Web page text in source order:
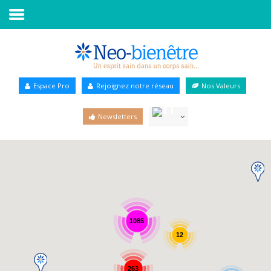
Annuaire Bien-être
Espace Pro Rejoignez notre réseau Nos Valeurs
Newsletters
1085
263
12